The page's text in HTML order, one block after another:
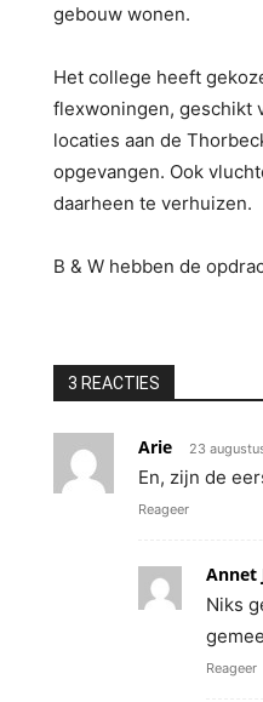
gebouw wonen.
Het college heeft
flexwoningen, geschikt
locaties aan de
opgevangen. Ook
daarheen te verhuizen.
B & W hebben de
3 REACTIES
Arie 23
En, zijn de
Reageer
Annet
Niks
Reageer